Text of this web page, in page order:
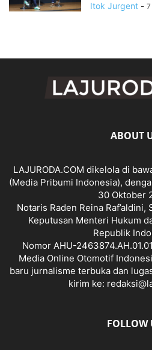
Itok Jurgent -
ABOUT
LAJURODA.COM dikelola di
(Media Pribumi Indonesia),
30 Oktober
Notaris Raden Reina
Keputusan Menteri Hukum
Republik
Nomor AHU-
Media Online Otomotif
baru jurnalisme terbuka dan
kirim ke:
FOLLOW